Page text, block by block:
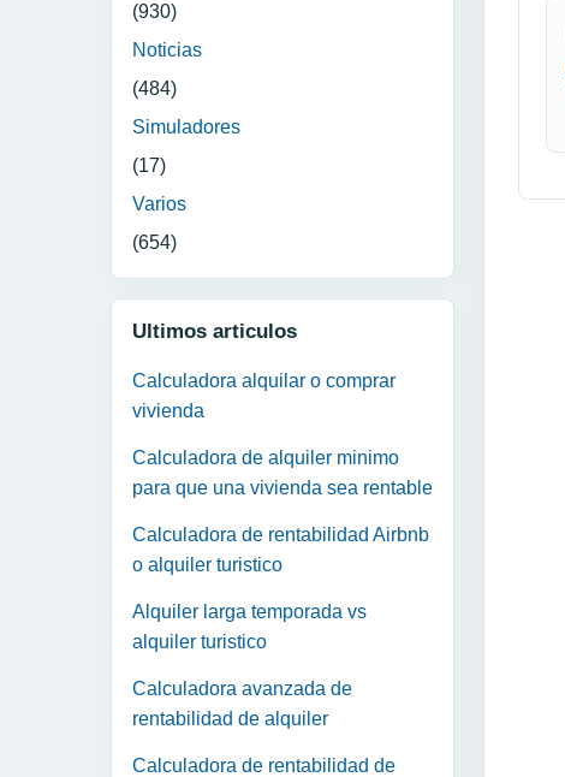
(930)
Noticias
(484)
Simuladores
(17)
Varios
(654)
Ultimos articulos
Calculadora alquilar o comprar
vivienda
Calculadora de alquiler minimo
para que una vivienda sea rentable
Calculadora de rentabilidad Airbnb
o alquiler turistico
Alquiler larga temporada vs
alquiler turistico
Calculadora avanzada de
rentabilidad de alquiler
Calculadora de rentabilidad de